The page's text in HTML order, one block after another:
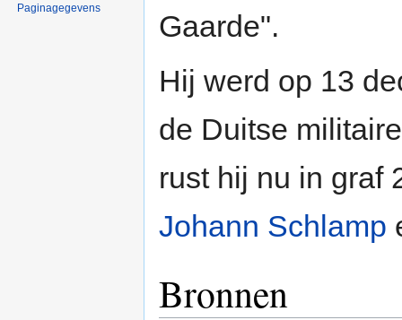
Gaarde".
Hij werd op 13
de Duitse
rust hij nu in graf
Johann Schlamp
Bronnen
Paginagegevens